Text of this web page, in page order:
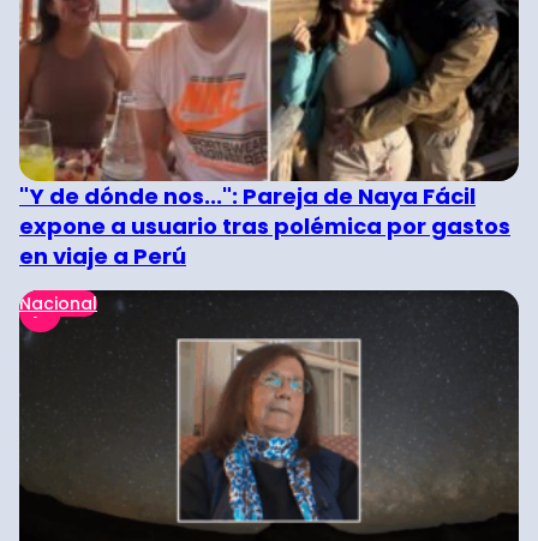
"Y de dónde nos...": Pareja de Naya Fácil
expone a usuario tras polémica por gastos
en viaje a Perú
Nacional